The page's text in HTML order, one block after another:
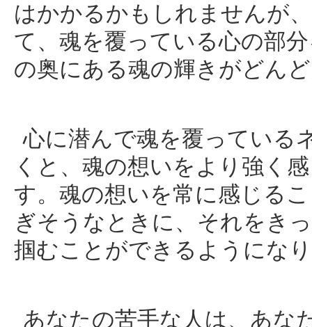
はかかるかもしれませんが
て、魂を覆っている心の部
の奥にある魂の輝きがどん
心に潜んで魂を覆っている
くと、魂の想いをより強く
す。魂の想いを常に感じる
ぎそうなときに、それをき
掴むことができるようにな
あなたの苦手な人は、あな